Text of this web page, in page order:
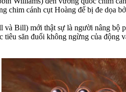
chim cánh cụt Hoàng đế bị đe dọa
Bill) mới thật sự là người nâng
săn đuổi không ngừng của